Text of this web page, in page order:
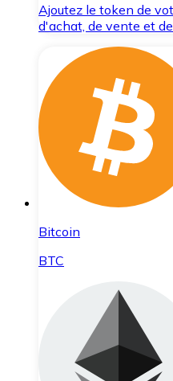
Ajoutez le token de
d'achat, de vente et
Bitcoin
BTC